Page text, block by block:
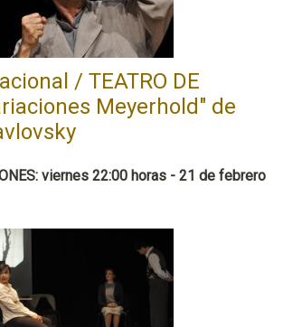
/ TEATRO DE
Meyerhold" de
viernes 22:00 horas - 21 de febrero